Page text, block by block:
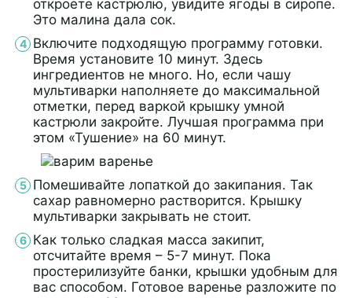
откроете кастрюлю, увидите ягоды в сиропе.
Это малина дала сок.
Включите подходящую программу готовки.
Время установите 10 минут. Здесь
ингредиентов не много. Но, если чашу
мультиварки наполняете до максимальной
отметки, перед варкой крышку умной
кастрюли закройте. Лучшая программа при
этом «Тушение» на 60 минут.
Помешивайте лопаткой до закипания. Так
сахар равномерно растворится. Крышку
мультиварки закрывать не стоит.
Как только сладкая масса закипит,
отсчитайте время – 5-7 минут. Пока
простерилизуйте банки, крышки удобным для
вас способом. Готовое варенье разложите по